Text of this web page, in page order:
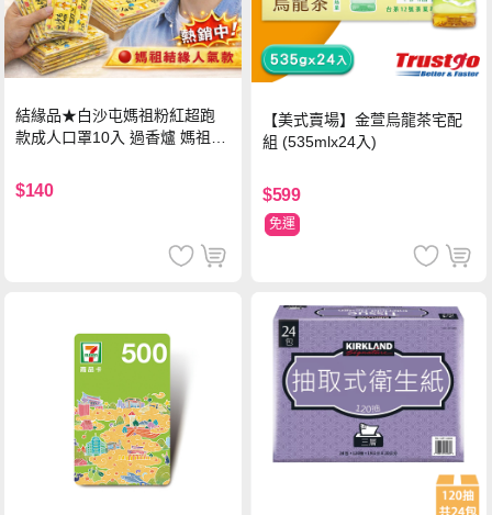
結緣品★白沙屯媽祖粉紅超跑
款成人口罩10入 過香爐 媽祖加
$140
【美式賣場】金萱烏龍茶宅配
組 (535mlx24入)
$599
免運